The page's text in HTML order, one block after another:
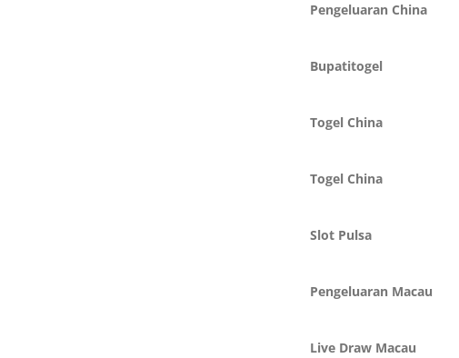
Pengeluaran China
Bupatitogel
Togel China
Togel China
Slot Pulsa
Pengeluaran Macau
Live Draw Macau